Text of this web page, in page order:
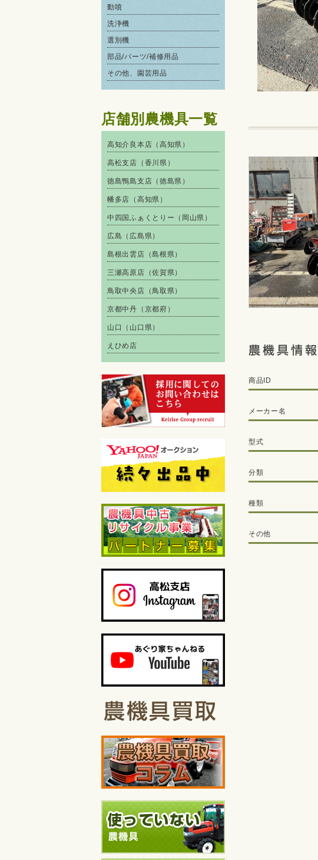
動噴
洗浄機
選別機
部品/パーツ/補修用品
その他、園芸用品
店舗別農機具一覧
高知介良本店（高知県）
高松支店（香川県）
徳島鴨島支店（徳島県）
幡多店（高知県）
中四国ふぁくとりー（岡山県）
広島（広島県）
島根出雲店（島根県）
三瀬高原店（佐賀県）
鳥取中央店（鳥取県）
京都中丹（京都府）
山口（山口県）
えひめ店
商品ID
メーカー名
型式
分類
種類
その他